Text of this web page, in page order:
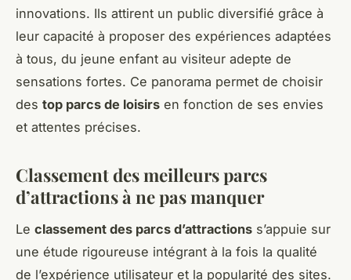
innovations. Ils attirent un public diversifié grâce à
leur capacité à proposer des expériences adaptées
à tous, du jeune enfant au visiteur adepte de
sensations fortes. Ce panorama permet de choisir
des top parcs de loisirs en fonction de ses envies
et attentes précises.
Classement des meilleurs parcs
d’attractions à ne pas manquer
Le classement des parcs d’attractions s’appuie sur
une étude rigoureuse intégrant à la fois la qualité
de l’expérience utilisateur et la popularité des sites.